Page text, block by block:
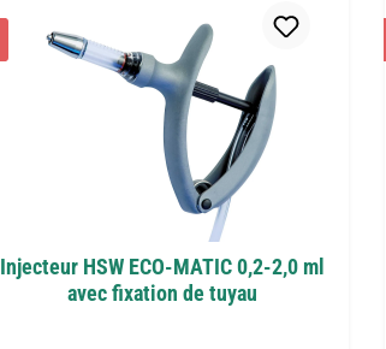
Injecteur HSW ECO-MATIC 0,2-2,0 ml
avec fixation de tuyau